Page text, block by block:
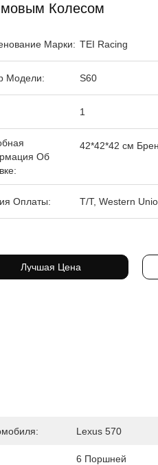
Колесом
Марки: TEI Racing
Модели: S60
1
Об
42*42*42 см
Оплаты: T/T, Western
Лучшая Цена
Lexus 570
6 Поршней